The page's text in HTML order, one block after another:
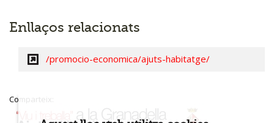
Enllaços relacionats
/promocio-economica/ajuts-habitatge/
Comparteix: